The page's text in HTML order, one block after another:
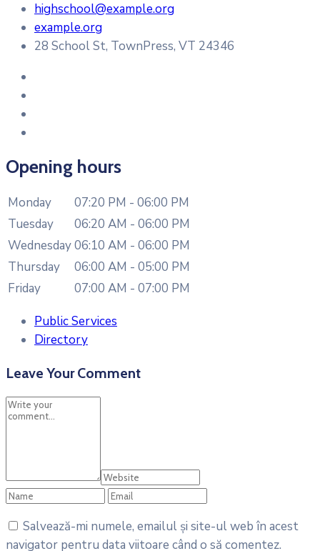
highschool@example.org
example.org
28 School St, TownPress, VT 24346
Opening hours
Monday
07:20 PM - 06:00 PM
Tuesday
06:20 AM - 06:00 PM
Wednesday06:10 AM - 06:00 PM
Thursday
06:00 AM - 05:00 PM
Friday
07:00 AM - 07:00 PM
Public Services
Directory
Leave Your Comment
Salvează-mi numele, emailul și site-ul web în acest
navigator pentru data viitoare când o să comentez.